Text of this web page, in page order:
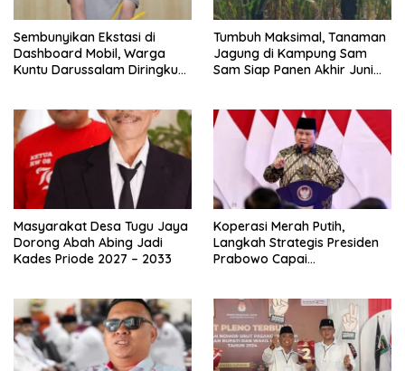
Sembunyikan Ekstasi di
Dashboard Mobil, Warga
Kuntu Darussalam Diringkus
Tumbuh Maksimal, Tanaman
Jagung di Kampung Sam
Sam Siap Panen Akhir Juni
Masyarakat Desa Tugu Jaya
Dorong Abah Abing Jadi
Kades Priode 2027 – 2033
Koperasi Merah Putih,
Langkah Strategis Presiden
Prabowo Capai